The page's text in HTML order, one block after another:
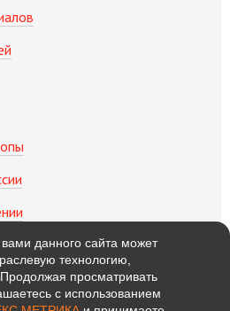
данного сайта может
технологию,
. Продолжая просматривать
с использованием